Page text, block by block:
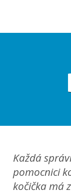
Každá
pomocnici
kočička má